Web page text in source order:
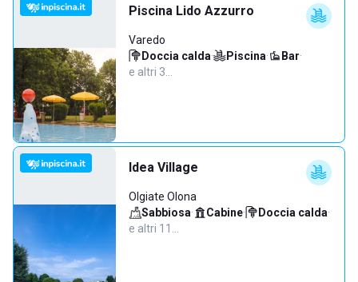
Piscina Lido Azzurro
Varedo
Doccia calda· Piscina· Bar·
e altri 3…
Idea Village
Olgiate Olona
Sabbiosa· Cabine· Doccia calda·
e altri 11…